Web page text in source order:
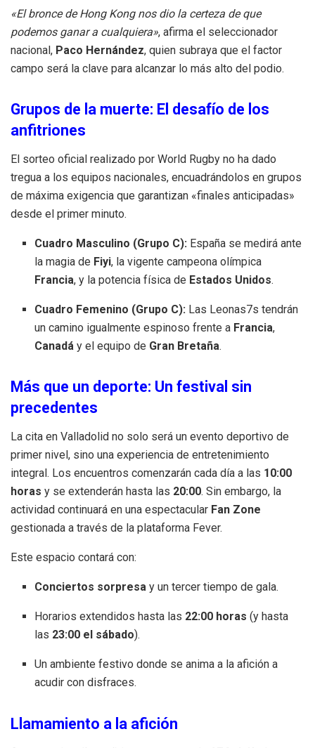
«El bronce de Hong Kong nos dio la certeza de que
podemos ganar a cualquiera», afirma el seleccionador
nacional, Paco Hernández, quien subraya que el factor
campo será la clave para alcanzar lo más alto del podio.
Grupos de la muerte: El desafío de los
anfitriones
El sorteo oficial realizado por World Rugby no ha dado
tregua a los equipos nacionales, encuadrándolos en grupos
de máxima exigencia que garantizan «finales anticipadas»
desde el primer minuto.
Cuadro Masculino (Grupo C): España se medirá ante
la magia de Fiyi, la vigente campeona olímpica
Francia, y la potencia física de Estados Unidos.
Cuadro Femenino (Grupo C): Las Leonas7s tendrán
un camino igualmente espinoso frente a Francia,
Canadá y el equipo de Gran Bretaña.
Más que un deporte: Un festival sin
precedentes
La cita en Valladolid no solo será un evento deportivo de
primer nivel, sino una experiencia de entretenimiento
integral. Los encuentros comenzarán cada día a las 10:00
horas y se extenderán hasta las 20:00. Sin embargo, la
actividad continuará en una espectacular Fan Zone
gestionada a través de la plataforma Fever.
Este espacio contará con:
Conciertos sorpresa y un tercer tiempo de gala.
Horarios extendidos hasta las 22:00 horas (y hasta
las 23:00 el sábado).
Un ambiente festivo donde se anima a la afición a
acudir con disfraces.
Llamamiento a la afición